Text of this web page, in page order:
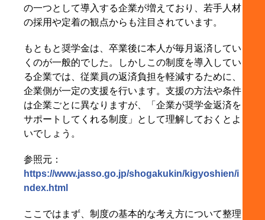
さ”がある
7-2. 福利厚生を含めて比較することが、後悔しな
7-3. 制度のある企業を知ることが、選択肢を広げ
る第一歩になる
8. まとめ
の一つとして導入する企業が増えており、若手人材
の採用や定着の観点からも注目されています。
もともと奨学金は、卒業後に本人が毎月返済してい
くのが一般的でした。しかしこの制度を導入してい
る企業では、従業員の返済負担を軽減するために、
企業側が一定の支援を行います。支援の方法や条件
は企業ごとに異なりますが、「企業が奨学金返済を
サポートしてくれる制度」として理解しておくとよ
いでしょう。
参照元：
https://www.jasso.go.jp/shogakukin/kigyoshien/i
ndex.html
ここではまず、制度の基本的な考え方について整理